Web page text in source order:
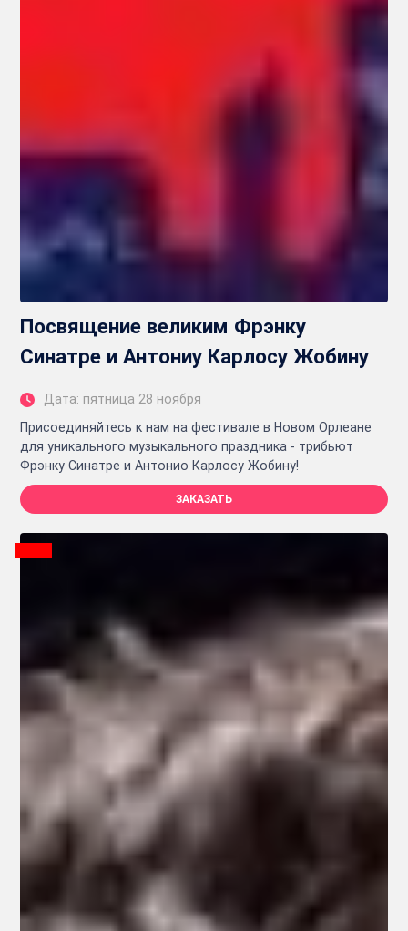
Посвящение великим Фрэнку
Синатре и Антониу Карлосу Жобину
Дата: пятница 28 ноября
Присоединяйтесь к нам на фестивале в Новом Орлеане
для уникального музыкального праздника - трибьют
Фрэнку Синатре и Антонио Карлосу Жобину!
ЗАКАЗАТЬ